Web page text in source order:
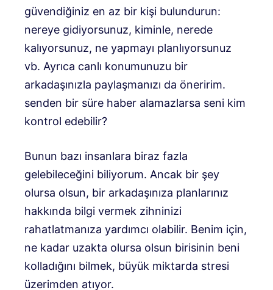
güvendiğiniz en az bir kişi bulundurun:
nereye gidiyorsunuz, kiminle, nerede
kalıyorsunuz, ne yapmayı planlıyorsunuz
vb. Ayrıca canlı konumunuzu bir
arkadaşınızla paylaşmanızı da öneririm.
senden bir süre haber alamazlarsa seni kim
kontrol edebilir?
Bunun bazı insanlara biraz fazla
gelebileceğini biliyorum. Ancak bir şey
olursa olsun, bir arkadaşınıza planlarınız
hakkında bilgi vermek zihninizi
rahatlatmanıza yardımcı olabilir. Benim için,
ne kadar uzakta olursa olsun birisinin beni
kolladığını bilmek, büyük miktarda stresi
üzerimden atıyor.